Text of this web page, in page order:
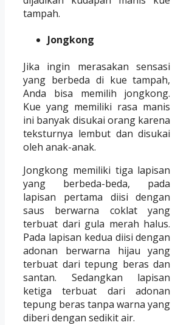
tampah.
Jongkong
Jika ingin merasakan sensasi
yang berbeda di kue tampah,
Anda bisa memilih jongkong.
Kue yang memiliki rasa manis
ini banyak disukai orang karena
teksturnya lembut dan disukai
oleh anak-anak.
Jongkong memiliki tiga lapisan
yang berbeda-beda, pada
lapisan pertama diisi dengan
saus berwarna coklat yang
terbuat dari gula merah halus.
Pada lapisan kedua diisi dengan
adonan berwarna hijau yang
terbuat dari tepung beras dan
santan. Sedangkan lapisan
ketiga terbuat dari adonan
tepung beras tanpa warna yang
diberi dengan sedikit air.